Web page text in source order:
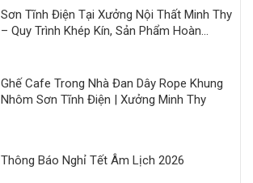
Sơn Tĩnh Điện Tại Xưởng Nội Thất Minh Thy
– Quy Trình Khép Kín, Sản Phẩm Hoàn
Ghế Cafe Trong Nhà Đan Dây Rope Khung
Nhôm Sơn Tĩnh Điện | Xưởng Minh Thy
Thông Báo Nghỉ Tết Âm Lịch 2026